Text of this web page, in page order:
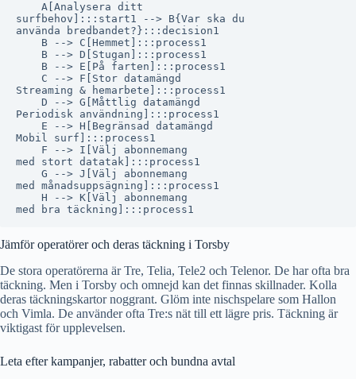
    A[Analysera ditt
surfbehov]:::start1 --> B{Var ska du
använda bredbandet?}:::decision1
    B --> C[Hemmet]:::process1
    B --> D[Stugan]:::process1
    B --> E[På farten]:::process1
    C --> F[Stor datamängd
Streaming & hemarbete]:::process1
    D --> G[Måttlig datamängd
Periodisk användning]:::process1
    E --> H[Begränsad datamängd
Mobil surf]:::process1
    F --> I[Välj abonnemang
med stort datatak]:::process1
    G --> J[Välj abonnemang
med månadsuppsägning]:::process1
    H --> K[Välj abonnemang
Jämför operatörer och deras täckning i Torsby
De stora operatörerna är Tre, Telia, Tele2 och Telenor. De har ofta bra
täckning. Men i Torsby och omnejd kan det finnas skillnader. Kolla
deras täckningskartor noggrant. Glöm inte nischspelare som Hallon
och Vimla. De använder ofta Tre:s nät till ett lägre pris. Täckning är
viktigast för upplevelsen.
Leta efter kampanjer, rabatter och bundna avtal